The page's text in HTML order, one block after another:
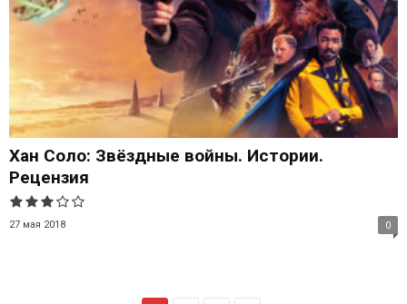
Хан Соло: Звёздные войны. Истории.
Рецензия
27 мая 2018 0